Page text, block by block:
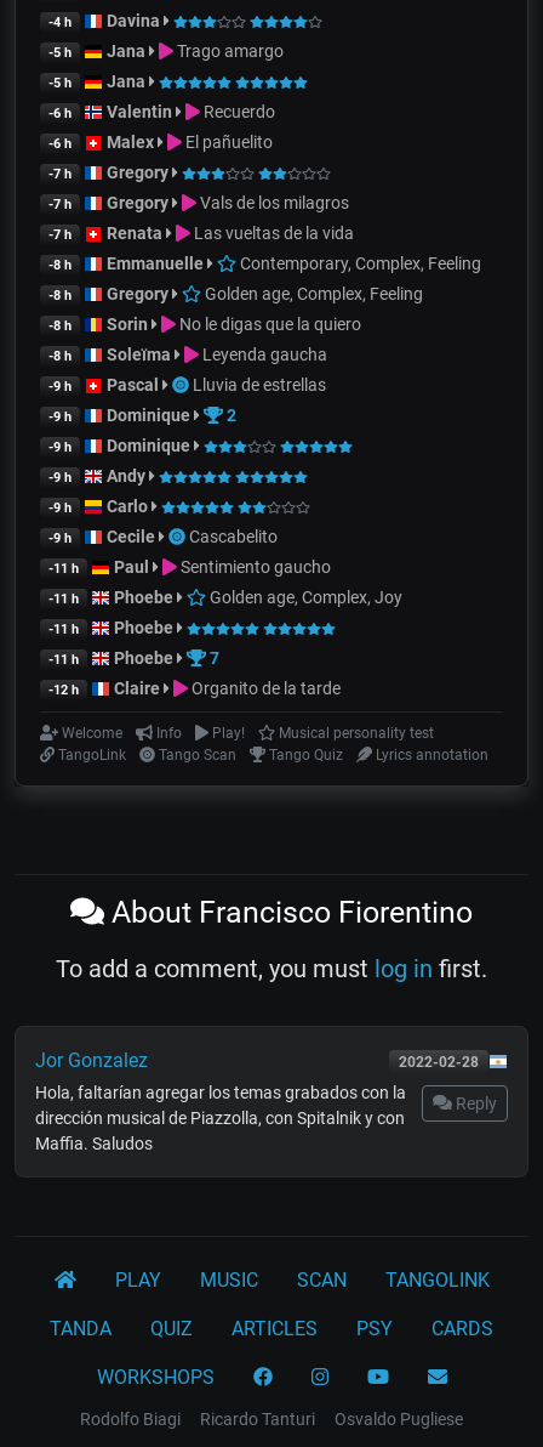
-4 h Davina
-5 h Jana Trago amargo
-5 h Jana
-6 h Valentin Recuerdo
-6 h Malex El pañuelito
-7 h Gregory
-7 h Gregory Vals de los milagros
-7 h Renata Las vueltas de la vida
-8 h Emmanuelle Contemporary, Complex, Feeling
-8 h Gregory Golden age, Complex, Feeling
-8 h Sorin No le digas que la quiero
-8 h Soleïma Leyenda gaucha
-9 h Pascal Lluvia de estrellas
-9 h Dominique 2
-9 h Dominique
-9 h Andy
-9 h Carlo
-9 h Cecile Cascabelito
-11 h Paul Sentimiento gaucho
-11 h Phoebe Golden age, Complex, Joy
-11 h Phoebe
-11 h Phoebe 7
-12 h Claire Organito de la tarde
Welcome Info Play!
Musical personality test
TangoLink
Tango Scan Tango Quiz Lyrics annotation
About Francisco Fiorentino
To add a comment, you must log in first.
2022-02-28
Jor Gonzalez
Reply
Hola, faltarían agregar los temas grabados con la
dirección musical de Piazzolla, con Spitalnik y con
Maffia. Saludos
PLAY MUSIC SCAN TANGOLINK
TANDA QUIZ ARTICLES PSY CARDS
WORKSHOPS
Rodolfo Biagi Ricardo Tanturi
Osvaldo Pugliese